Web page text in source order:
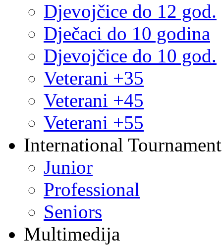
Djevojčice do 12 god.
Dječaci do 10 godina
Djevojčice do 10 god.
Veterani +35
Veterani +45
Veterani +55
International
Junior
Professional
Seniors
Multimedija